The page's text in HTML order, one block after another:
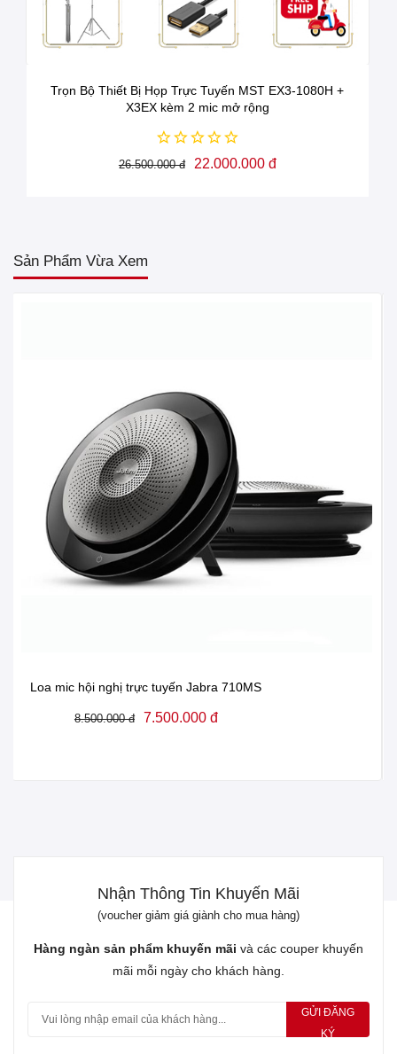
○ Điều chỉnh tăng giảm âm lượng - tắt mic và
một số tính năng khác bằng các phím cảm ứng
○ Có thể kết nối với thiết bị qua cáp USB,
Bluetooth, link không dây.
○ Dung lượng Pin lớn nên thời gian sử dụng lên
Trọn Bộ Thiết Bị Họp Trực Tuyến MST EX3-1080H +
X3EX kèm 2 mic mở rộng
26.500.000 đ 22.000.000 đ
Sản Phẩm Vừa Xem
Loa mic hội nghị trực tuyến Jabra 710MS
8.500.000 đ 7.500.000 đ
Nhận Thông Tin Khuyến Mãi
(voucher giảm giá giành cho mua hàng)
Hàng ngàn sản phẩm khuyến mãi và các couper khuyến
mãi mỗi ngày cho khách hàng.
GỬI ĐĂNG
KÝ